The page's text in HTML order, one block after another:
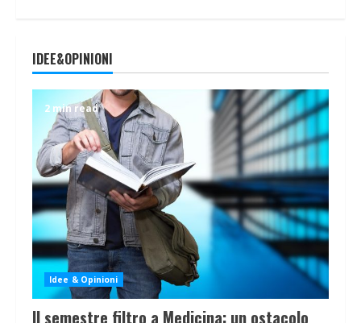
IDEE&OPINIONI
2 min read
Idee & Opinioni
Il semestre filtro a Medicina: un ostacolo